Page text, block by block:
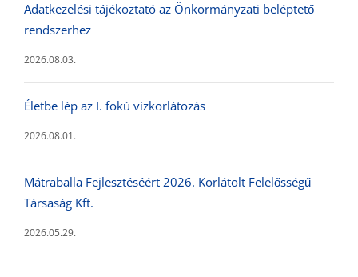
Adatkezelési tájékoztató az Önkormányzati beléptető
rendszerhez
2026.08.03.
Életbe lép az I. fokú vízkorlátozás
2026.08.01.
Mátraballa Fejlesztéséért 2026. Korlátolt Felelősségű
Társaság Kft.
2026.05.29.